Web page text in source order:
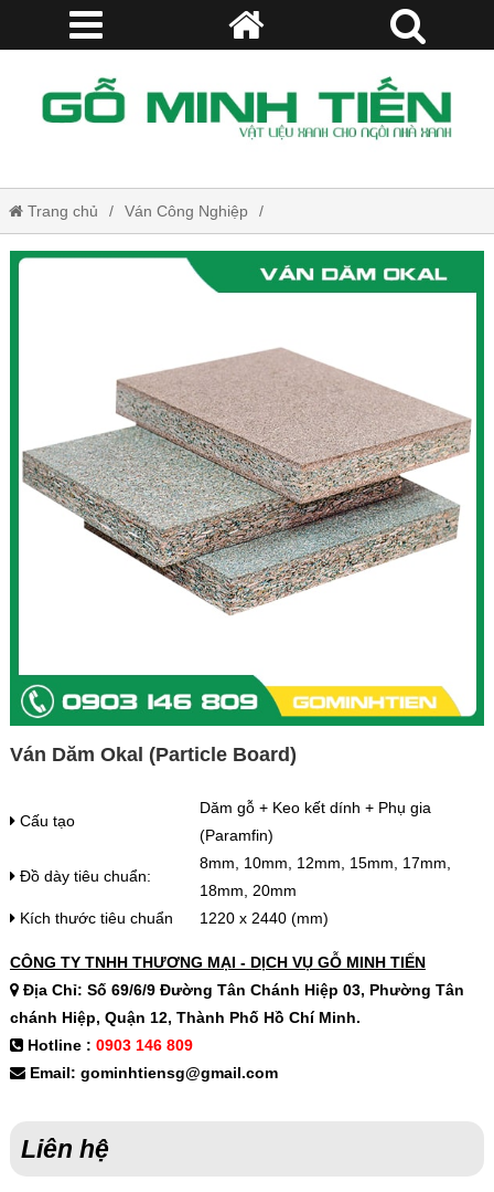
Trang chủ Ván Công Nghiệp
Ván Dăm Okal (Particle Board)
Ván Dăm Okal (Particle Board)
Cấu tạo
Dăm gỗ + Keo kết dính + Phụ gia
(Paramfin)
Đồ dày tiêu chuẩn:
8mm, 10mm, 12mm, 15mm, 17mm,
18mm, 20mm
Kích thước tiêu chuẩn
1220 x 2440 (mm)
CÔNG TY TNHH THƯƠNG MẠI - DỊCH VỤ GỖ MINH TIẾN
Địa Chỉ: Số 69/6/9 Đường Tân Chánh Hiệp 03, Phường Tân
chánh Hiệp, Quận 12, Thành Phố Hồ Chí Minh.
Hotline : 0903 146 809
Email: gominhtiensg@gmail.com
Liên hệ